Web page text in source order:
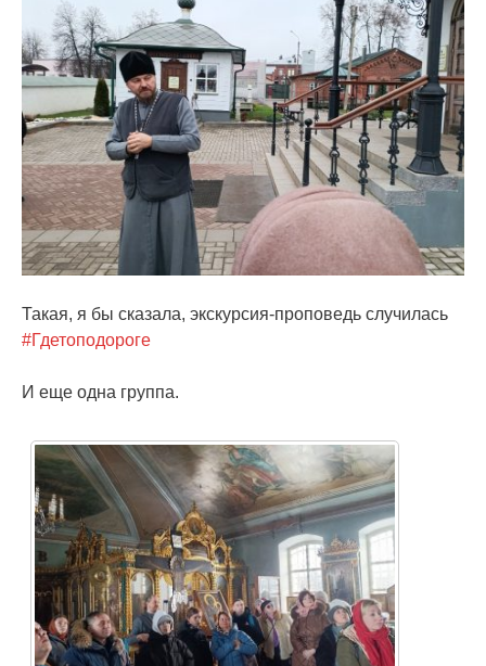
Такая, я бы сказала, экскурсия-проповедь случилась
#Гдетоподороге
И еще одна группа.